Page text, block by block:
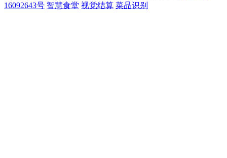
16092643号 智慧食堂 视觉结算 菜品识别